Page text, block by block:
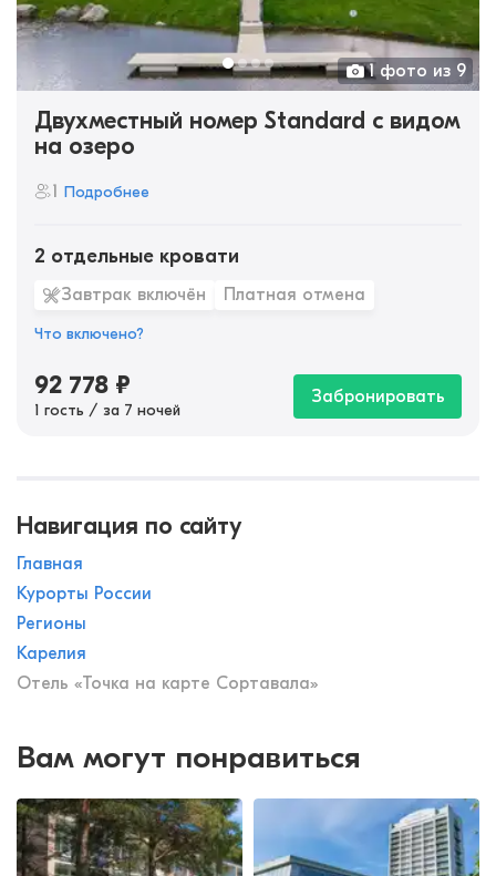
1 фото из 9
Двухместный номер Standard с видом
на озеро
1 Подробнее
2 отдельные кровати
Завтрак включён Платная отмена
Что включено?
92 778 ₽
1 гость / за 7 ночей
Забронировать
Навигация по сайту
Главная
Курорты России
Регионы
Карелия
Отель «Точка на карте Сортавала»
Вам могут понравиться